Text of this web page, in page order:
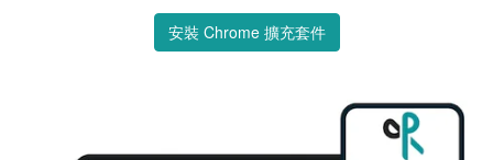
安裝 Chrome 擴充套件